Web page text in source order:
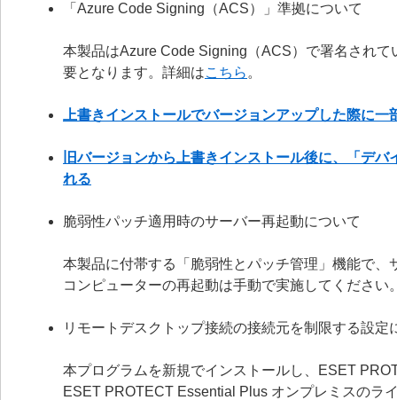
「Azure Code Signing（ACS）」準拠について
本製品はAzure Code Signing（ACS）で署名され
要となります。詳細はこちら 。
上書きインストールでバージョンアップした際に
旧バージョンから上書きインストール後に、「デ
れる
脆弱性パッチ適用時のサーバー再起動について
本製品に付帯する「脆弱性とパッチ管理」機能で
コンピューターの再起動は手動で実施してください
リモートデスクトップ接続の接続元を制限する設定
本プログラムを新規でインストールし、ESET
ESET PROTECT Essential Plus オンプレミスのラ